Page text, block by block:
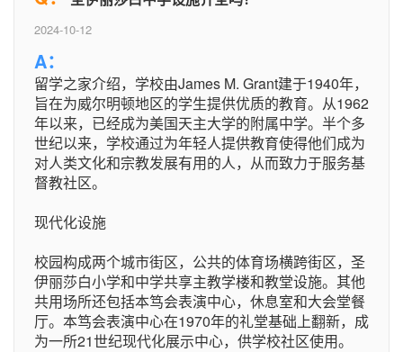
2024-10-12
A：
留学之家介绍，学校由James M. Grant建于1940年，
旨在为威尔明顿地区的学生提供优质的教育。从1962
年以来，已经成为美国天主大学的附属中学。半个多
世纪以来，学校通过为年轻人提供教育使得他们成为
对人类文化和宗教发展有用的人，从而致力于服务基
督教社区。
现代化设施
校园构成两个城市街区，公共的体育场横跨街区，圣
伊丽莎白小学和中学共享主教学楼和教堂设施。其他
共用场所还包括本笃会表演中心，休息室和大会堂餐
厅。本笃会表演中心在1970年的礼堂基础上翻新，成
为一所21世纪现代化展示中心，供学校社区使用。